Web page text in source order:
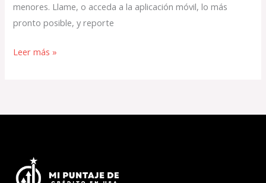
menores. Llame, o acceda a la aplicación móvil, lo más
pronto posible, y reporte
Leer más »